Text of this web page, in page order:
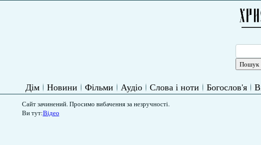
Дім Новини Фільми Аудіо Слова і ноти Богослов'я
Сайт зачинений. Просимо вибачення за незручності.
Ви тут:Відео